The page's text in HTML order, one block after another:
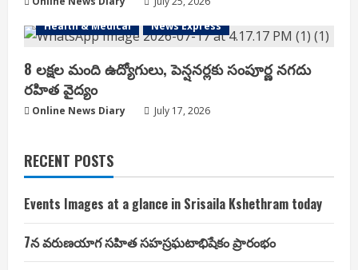
Health & Medical
News Express
8 లక్షల మంది ఉద్యోగులు, పెన్షనర్లకు సంపూర్ణ నగదు
రహిత వైద్యం
Online News Diary July 17, 2026
RECENT POSTS
Events Images at a glance in Srisaila Kshethram today
7న వరుణయాగ సహిత సహస్రఘటాభిషేకం ప్రారంభం